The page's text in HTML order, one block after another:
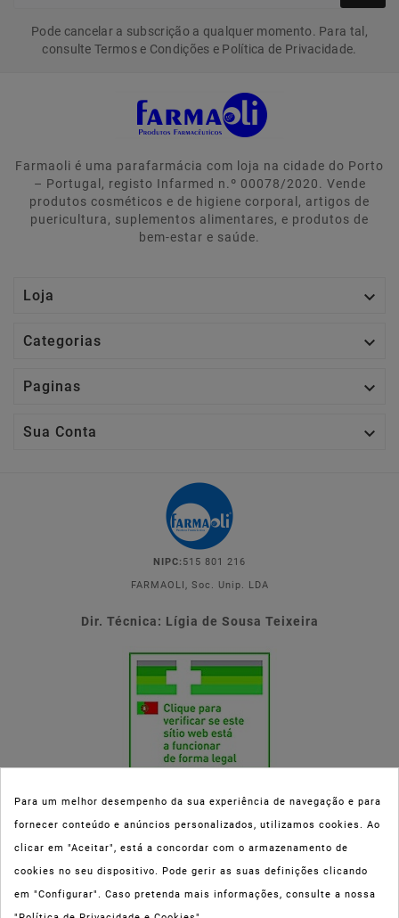
Pode cancelar a subscrição a qualquer momento. Para tal,
consulte Termos e Condições e Política de Privacidade.
Farmaoli é uma parafarmácia com loja na cidade do Porto
– Portugal, registo Infarmed n.º 00078/2020. Vende
produtos cosméticos e de higiene corporal, artigos de
puericultura, suplementos alimentares, e produtos de
bem-estar e saúde.
Loja 
Categorias 
Paginas 
Sua Conta 
NIPC: 515 801 216
FARMAOLI, Soc. Unip. LDA
Dir. Técnica: Lígia de Sousa Teixeira
Esta parafarmácia (Farmaoli) encontra-se autorizada pelo INFARMED
(registo nº 00078/2020) para a dispensa de Medicamentos Não
Sujeitos a Receita Médica (MNSRM) e produtos de saúde e bem-estar
ao domicílio e através da internet. Os Medicamentos Não Sujeitos a
Para um melhor desempenho da sua experiência de navegação e para
fornecer conteúdo e anúncios personalizados, utilizamos cookies. Ao
clicar em "Aceitar", está a concordar com o armazenamento de
cookies no seu dispositivo. Pode gerir as suas definições clicando
em "Configurar". Caso pretenda mais informações, consulte a nossa